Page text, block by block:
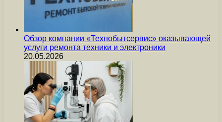
Обзор компании «Технобытсервис» оказывающей
услуги ремонта техники и электроники
20.05.2026